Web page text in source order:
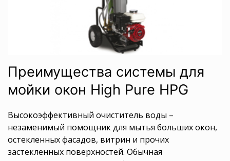
Преимущества системы для
мойки окон High Pure HPG
Высокоэффективный очиститель воды –
незаменимый помощник для мытья больших окон,
остекленных фасадов, витрин и прочих
застекленных поверхностей. Обычная